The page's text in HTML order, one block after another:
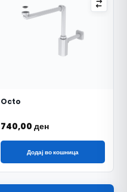
Octo
740,00 ден
Додај во кошница